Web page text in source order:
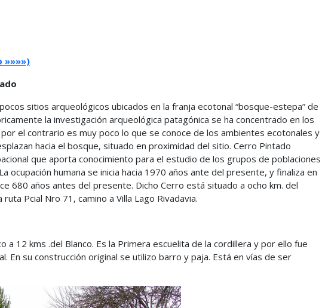
»»»»)
sitios arqueológicos ubicados en la franja ecotonal “bosque-estepa” de
la investigación arqueológica patagónica se ha concentrado en los
el contrario es muy poco lo que se conoce de los ambientes ecotonales y
hacia el bosque, situado en proximidad del sitio. Cerro Pintado
que aporta conocimiento para el estudio de los grupos de poblaciones
ocupación humana se inicia hacia 1970 años ante del presente, y finaliza en
680 años antes del presente. Dicho Cerro está situado a ocho km. del
Pcial Nro 71, camino a Villa Lago Rivadavia.
a 12 kms .del Blanco. Es la Primera escuelita de la cordillera y por ello fue
En su construcción original se utilizo barro y paja. Está en vías de ser